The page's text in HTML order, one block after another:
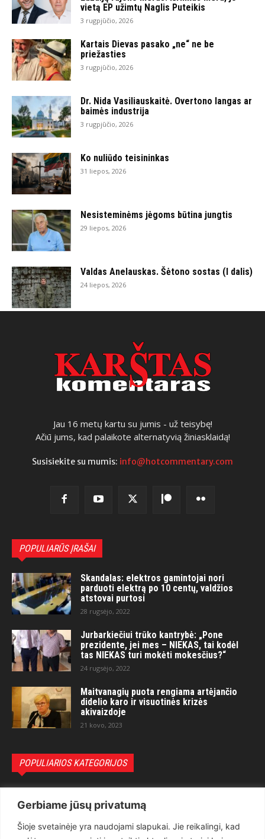
Gerbiame jūsų privatumą
Šioje svetainėje yra naudojami slapukai. Jie reikalingi, kad
vietą EP užimtų Naglis Puteikis
3 rugpjūčio, 2026
Kartais Dievas pasako „ne“ ne be
priežasties
3 rugpjūčio, 2026
Dr. Nida Vasiliauskaitė. Overtono langas ar
baimės industrija
3 rugpjūčio, 2026
Ko nuliūdo teisininkas
31 liepos, 2026
Nesisteminėms jėgoms būtina jungtis
29 liepos, 2026
Valdas Anelauskas. Šėtono sostas (I dalis)
24 liepos, 2026
Jau 16 metų kartu su jumis - už teisybę!
Ačiū jums, kad palaikote alternatyvią žiniasklaidą!
Susisiekite su mumis: info@hotcommentary.com
POPULIARŪS ĮRAŠAI
Skandalas: elektros gamintojai nori
parduoti elektrą po 10 centų, valdžios
atstovai purtosi
28 rugsėjo, 2022
Jurbarkiečiui trūko kantrybė: „Pone
prezidente, jei mes – NIEKAS, tai kodėl
tas NIEKAS turi mokėti mokesčius?“
24 rugsėjo, 2022
Maitvanagių puota rengiama artėjančio
didelio karo ir visuotinės krizės
akivaizdoje
21 kovo, 2023
POPULIARIOS KATEGORIJOS
Teisėsauga
1497